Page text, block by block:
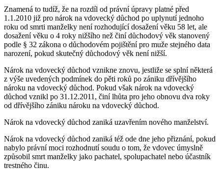
Znamená to tudíž, že na rozdíl od právní úpravy platné před
1.1.2010 již pro nárok na vdovecký důchod po uplynutí jednoho
roku od smrti manželky není rozhodující dosažení věku 58 let, ale
dosažení věku o 4 roky nižšího než činí důchodový věk stanovený
podle § 32 zákona o důchodovém pojištění pro muže stejného data
narození, pokud skutečný důchodový věk není nižší.
Nárok na vdovecký důchod vznikne znovu, jestliže se splní některá
z výše uvedených podmínek do pěti roků po zániku dřívějšího
nároku na vdovecký důchod. Pokud však nárok na vdovecký
důchod vznikl po 31.12.2011, činí lhůta pro jeho obnovu dva roky
od dřívějšího zániku nároku na vdovecký důchod.
Nárok na vdovecký důchod zaniká uzavřením nového manželství.
Nárok na vdovecký důchod zaniká též ode dne jeho přiznání, pokud
nabylo právní moci rozhodnutí soudu o tom, že vdovec úmyslně
způsobil smrt manželky jako pachatel, spolupachatel nebo účastník
trestného činu.